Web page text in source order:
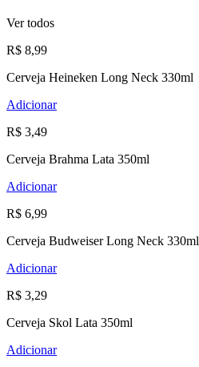
Ver todos
R$ 8,99
Cerveja Heineken Long Neck 330ml
Adicionar
R$ 3,49
Cerveja Brahma Lata 350ml
Adicionar
R$ 6,99
Cerveja Budweiser Long Neck 330ml
Adicionar
R$ 3,29
Cerveja Skol Lata 350ml
Adicionar